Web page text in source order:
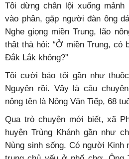
Sơn như chảy ra từ trời, từ
ngọn cây rừng.
Buổi sáng tôi đến xã Phong
Khánh khoảng mươi cây số,
cánh đồng ngô mênh mông nối
thuốc lá đang vào vụ.
vào phân, gặp người đàn ông
Nghe giọng miền Trung, lão
thật thà hỏi: “Ở miền Trung, có